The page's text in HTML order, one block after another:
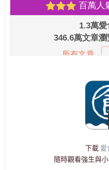
下載
隨時觀看強生與